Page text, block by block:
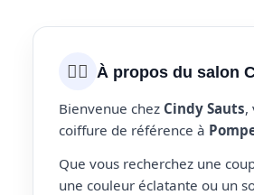
💇‍♀️ À propos du salon
Bienvenue chez Cindy Sauts,
coiffure de référence à
Que vous recherchez une
une couleur éclatante ou un